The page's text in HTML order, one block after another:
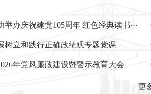
举办庆祝建党105周年 红色经典读书···
树立和践行正确政绩观专题党课
年党风廉政建设暨警示教育大会
更